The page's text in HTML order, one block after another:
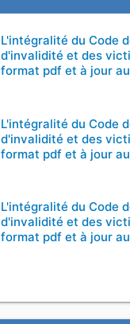
L'intégralité du Code
d'invalidité et des
format pdf et à jour
L'intégralité du Code
d'invalidité et des
format pdf et à jour
L'intégralité du Code
d'invalidité et des
format pdf et à jour